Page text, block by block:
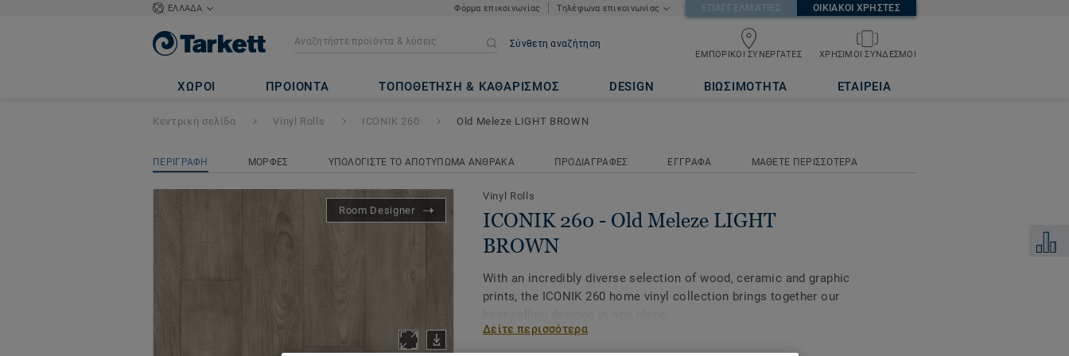
ΕΛΛΑΔΑ Φόρμα επικοινωνίας Τηλέφωνα επικοινωνίας ΕΠΑΓΓΕΛΜΑΤΙΕΣ ΟΙΚΙΑΚΟΙ ΧΡΗΣΤΕΣ
Σύνθετη αναζήτηση
ΕΜΠΟΡΙΚΟΙ ΣΥΝΕΡΓΑΤΕΣ ΧΡΗΣΙΜΟΙ ΣΥΝΔΕΣΜΟΙ
ΧΩΡΟΙ ΠΡΟΙΟΝΤΑ ΤΟΠΟΘΕΤΗΣΗ & ΚΑΘΑΡΙΣΜΟΣ DESIGN ΒΙΩΣΙΜΟΤΗΤΑ ΕΤΑΙΡΕΙΑ
ICONIK 260 - Old Meleze LIGHT BROWN
Κεντρική σελίδα Vinyl Rolls ICONIK 260 Old Meleze LIGHT BROWN
ΠΕΡΙΓΡΑΦΗ ΜΟΡΦΕΣ ΥΠΟΛΟΓΙΣΤΕ ΤΟ ΑΠΟΤΥΠΩΜΑ ΑΝΘΡΑΚΑ ΠΡΟΔΙΑΓΡΑΦΕΣ ΕΓΓΡΑΦΑ ΜΑΘΕΤΕ ΠΕΡΙΣΣΟΤΕΡΑ
Room Designer
Vinyl Rolls
ICONIK 260 - Old Meleze LIGHT
BROWN
With an incredibly diverse selection of wood, ceramic and graphic
prints, the ICONIK 260 home vinyl collection brings together our
Δείτε περισσότερα